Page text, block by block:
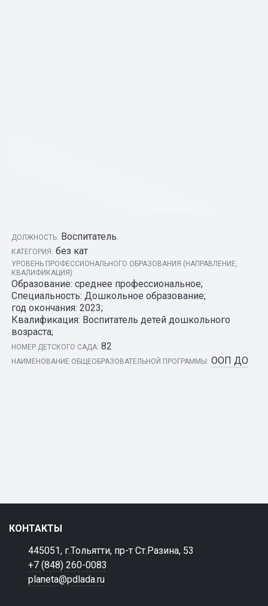
ДОЛЖНОСТЬ: Воспитатель
КАТЕГОРИЯ: без кат
УРОВЕНЬ ПРОФЕССИОНАЛЬНОГО ОБРАЗОВАНИЯ (НАПРАВЛЕНИЕ,
КВАЛИФИКАЦИЯ):
Образование: среднее профессиональное;
Специальность: Дошкольное образование;
год окончания: 2023;
Квалификация: Воспитатель детей дошкольного
возраста;
НОМЕР ДЕТСКОГО САДА: 82
НАИМЕНОВАНИЕ ОБЩЕОБРАЗОВАТЕЛЬНОЙ ПРОГРАММЫ: ООП ДО
КОНТАКТЫ
445051, г.Тольятти, пр-т Ст.Разина, 53
+7 (848) 260-0083
planeta@pdlada.ru